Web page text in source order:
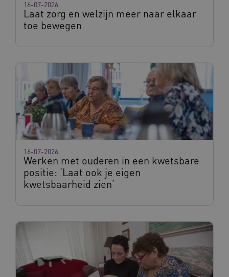
Laat zorg en welzijn meer naar elkaar
toe bewegen
16-07-2026
Werken met ouderen in een kwetsbare
positie: ‘Laat ook je eigen
kwetsbaarheid zien’
16-07-2026
BCSessionID
__Secure-ROLLOUT_TOKEN .youtube.com
ARRAffinity
Microsoft Corporation
.waardigheidentrots.nl
CookieScriptConsent
Amazon.com Inc.
m906.waardigheidentrots.nl
Google Privacy Policy